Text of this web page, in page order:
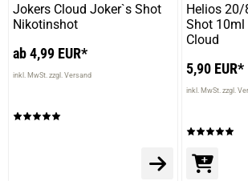
Jokers Cloud Joker`s Shot
Nikotinshot
ab 4,99 EUR*
inkl. MwSt. zzgl. Versand
Helios
Shot 10ml
Cloud
5,90 EUR*
inkl. MwSt. zzgl.